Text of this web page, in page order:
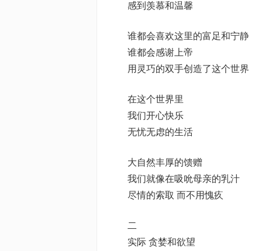
感到羡慕和温馨
谁都会喜欢这里的富足和宁静
谁都会感谢上帝
用灵巧的双手创造了这个世界
在这个世界里
我们开心快乐
无忧无虑的生活
大自然丰厚的馈赠
我们就像在吸吮母亲的乳汁
尽情的索取 而不用愧疚
二
实际 贪婪和欲望